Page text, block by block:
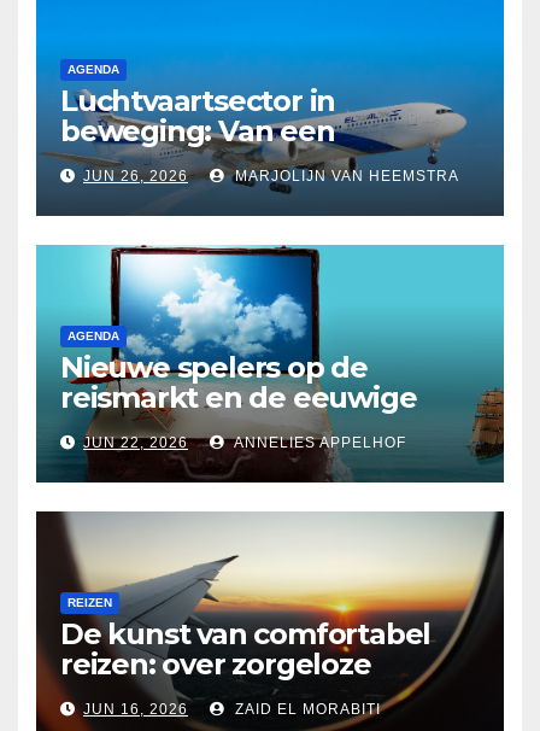
AGENDA
Luchtvaartsector in
beweging: Van een
langverwachte rentree op
Schiphol tot budgetvluchten
in de States
JUN 26, 2026 MARJOLIJN VAN HEEMSTRA
AGENDA
Nieuwe spelers op de
reismarkt en de eeuwige
twijfel over
reisverzekeringen
JUN 22, 2026 ANNELIES APPELHOF
REIZEN
De kunst van comfortabel
reizen: over zorgeloze
stopovers en de onzichtbare
JUN 16, 2026 ZAID EL MORABITI